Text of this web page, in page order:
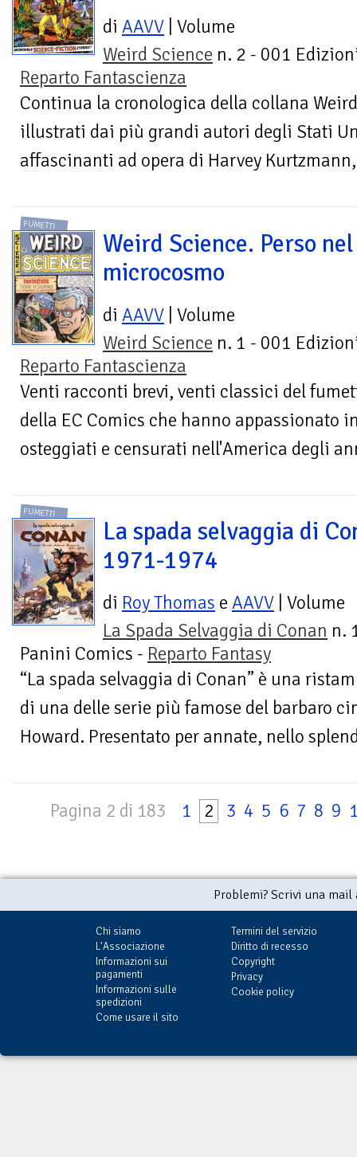
di AAVV | Volume
Weird Science n. 2 - 001
Reparto Fantascienza
Continua la cronologica della collana
illustrati dai più grandi autori degli Stati
affascinanti ad opera di Harvey Kurtzmann,
FUMETTI
Weird Science. Perso nel
microcosmo
di AAVV | Volume
Weird Science n. 1 - 001
Reparto Fantascienza
Venti racconti brevi, venti classici del
della EC Comics che hanno appassionato
osteggiati e censurati nell'America degli
FUMETTI
La spada selvaggia di
1971-1974
di Roy Thomas e AAVV | Volume
La Spada Selvaggia di Conan n.
Panini Comics - Reparto Fantasy
“La spada selvaggia di Conan” è una
di una delle serie più famose del barbaro
Howard. Presentato per annate, nello
Pagina 2 di 183 1 2 3 4 5 6 7 8 9
Problemi? Scrivi una
Chi siamo
L'Associazione
Informazioni sui
pagamenti
Informazioni sulle
spedizioni
Come usare il sito
Termini del servizio
Diritto di recesso
Copyright
Privacy
Cookie policy